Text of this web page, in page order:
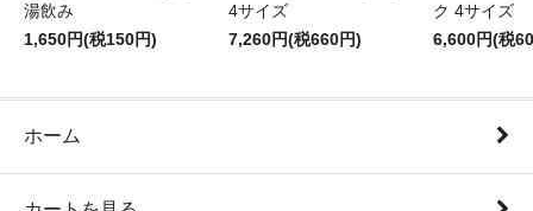
湯飲み
1,650円(税150円)
4サイズ
7,260円(税660円)
ク 4サイズ
6,600円(税
ホーム